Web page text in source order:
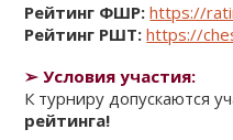
Рейтинг ФШР: https://
Рейтинг РШТ: https://
➢ Условия участия:
К турниру допускаются
рейтинга!